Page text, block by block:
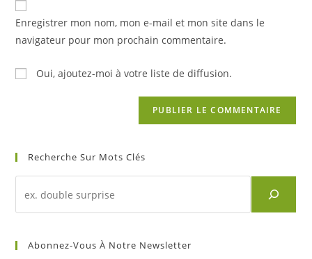
comment
votre
(facultatif)
Enregistrer mon nom, mon e-mail et mon site dans le
navigateur pour mon prochain commentaire.
Oui, ajoutez-moi à votre liste de diffusion.
Recherche Sur Mots Clés
d'un
mots
Abonnez-Vous À Notre Newsletter